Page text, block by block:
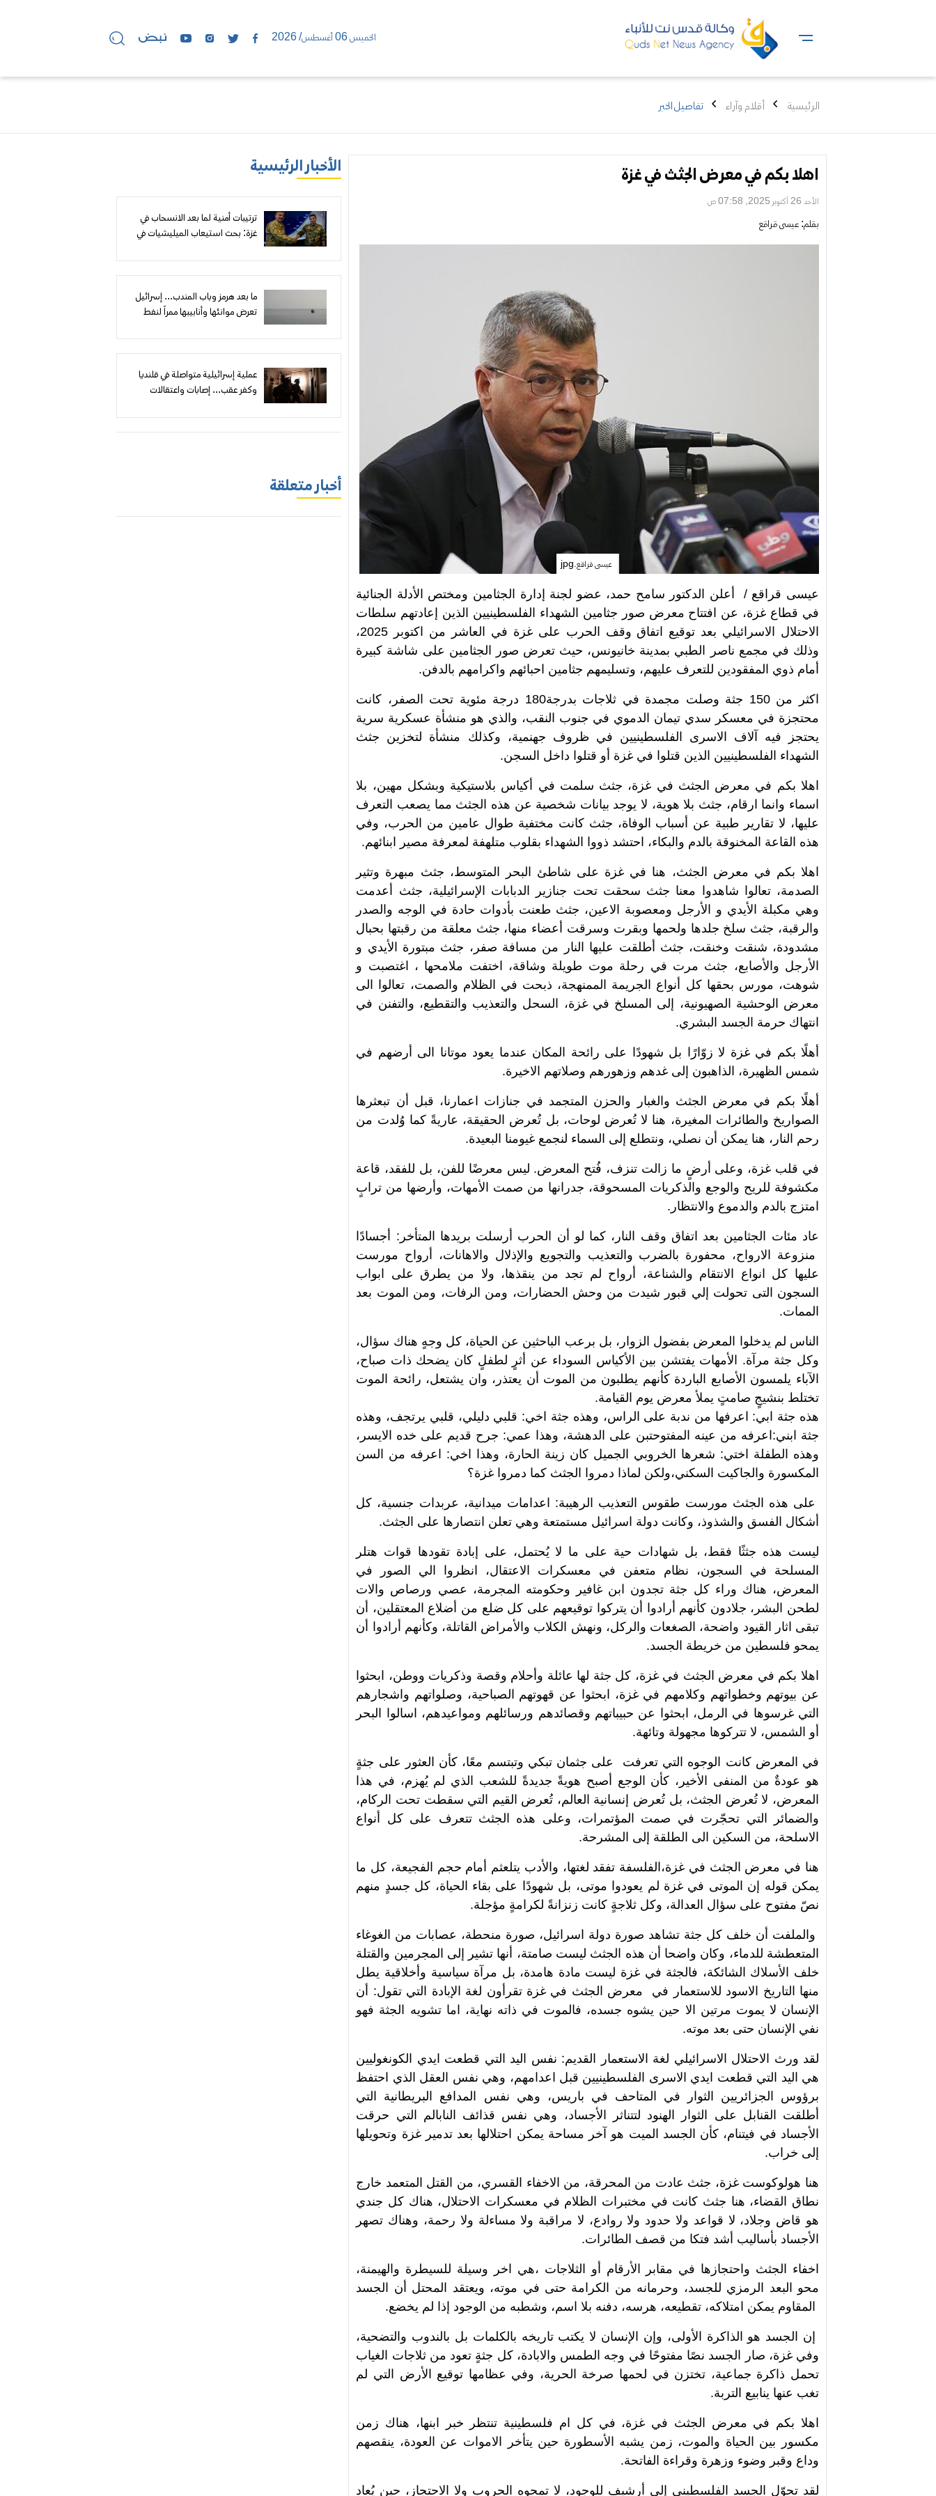
الخميس 06 أغسطس/ 2026
الرئيسية أقلام وآراء تفاصيل الخبر
اهلا بكم في معرض الجثث في غزة
الأحد 26 أكتوبر 2025, 07:58 ص
بقلم: عيسى قراقع
عيسى قراقع.jpg
عيسى قراقع / أعلن الدكتور سامح حمد، عضو لجنة إدارة الجثامين ومختص الأدلة الجنائية
في قطاع غزة، عن افتتاح معرض صور جثامين الشهداء الفلسطينيين الذين إعادتهم سلطات
الاحتلال الاسرائيلي بعد توقيع اتفاق وقف الحرب على غزة في العاشر من اكتوبر 2025،
وذلك في مجمع ناصر الطبي بمدينة خانيونس، حيث تعرض صور الجثامين على شاشة كبيرة
أمام ذوي المفقودين للتعرف عليهم، وتسليمهم جثامين احبائهم واكرامهم بالدفن.
اكثر من 150 جثة وصلت مجمدة في ثلاجات بدرجة180 درجة مئوية تحت الصفر، كانت
محتجزة في معسكر سدي تيمان الدموي في جنوب النقب، والذي هو منشأة عسكرية سرية
يحتجز فيه آلاف الاسرى الفلسطينيين في ظروف جهنمية، وكذلك منشأة لتخزين جثث
الشهداء الفلسطينيين الذين قتلوا في غزة أو قتلوا داخل السجن.
اهلا بكم في معرض الجثث في غزة، جثث سلمت في أكياس بلاستيكية وبشكل مهين، بلا
اسماء وانما ارقام، جثث بلا هوية، لا يوجد بيانات شخصية عن هذه الجثث مما يصعب التعرف
عليها، لا تقارير طبية عن أسباب الوفاة، جثث كانت مختفية طوال عامين من الحرب، وفي
هذه القاعة المخنوقة بالدم والبكاء، احتشد ذووا الشهداء بقلوب متلهفة لمعرفة مصير ابنائهم.
اهلا بكم في معرض الجثث، هنا في غزة على شاطئ البحر المتوسط، جثث مبهرة وتثير
الصدمة، تعالوا شاهدوا معنا جثث سحقت تحت جنازير الدبابات الإسرائيلية، جثث أعدمت
وهي مكبلة الأيدي و الأرجل ومعصوبة الاعين، جثث طعنت بأدوات حادة في الوجه والصدر
والرقبة، جثث سلخ جلدها ولحمها وبقرت وسرقت أعضاء منها، جثث معلقة من رقبتها بحبال
مشدودة، شنقت وخنقت، جثث أطلقت عليها النار من مسافة صفر، جثث مبتورة الأيدي و
الأرجل والأصابع، جثث مرت في رحلة موت طويلة وشاقة، اختفت ملامحها ، اغتصبت و
شوهت، مورس بحقها كل أنواع الجريمة الممنهجة، ذبحت في الظلام والصمت، تعالوا الى
معرض الوحشية الصهيونية، إلى المسلخ في غزة، السحل والتعذيب والتقطيع، والتفنن في
انتهاك حرمة الجسد البشري.
أهلًا بكم في غزة لا زوّارًا بل شهودًا على رائحة المكان عندما يعود موتانا الى أرضهم في
شمس الظهيرة، الذاهبون إلى غدهم وزهورهم وصلاتهم الاخيرة.
أهلًا بكم في معرض الجثث والغبار والحزن المتجمد في جنازات اعمارنا، قبل أن تبعثرها
الصواريخ والطائرات المغيرة، هنا لا تُعرض لوحات، بل تُعرض الحقيقة، عاريةً كما وُلدت من
رحم النار، هنا يمكن أن نصلي، ونتطلع إلى السماء لنجمع غيومنا البعيدة.
في قلب غزة، وعلى أرضٍ ما زالت تنزف، فُتح المعرض. ليس معرضًا للفن، بل للفقد، قاعة
مكشوفة للريح والوجع والذكريات المسحوقة، جدرانها من صمت الأمهات، وأرضها من ترابٍ
امتزج بالدم والدموع والانتظار.
عاد مئات الجثامين بعد اتفاق وقف النار، كما لو أن الحرب أرسلت بريدها المتأخر: أجسادًا
منزوعة الارواح، محفورة بالضرب والتعذيب والتجويع والإذلال والاهانات، أرواح مورست
عليها كل انواع الانتقام والشناعة، أرواح لم تجد من ينقذها، ولا من يطرق على ابواب
السجون التى تحولت إلي قبور شيدت من وحش الحضارات، ومن الرفات، ومن الموت بعد
الممات.
الناس لم يدخلوا المعرض بفضول الزوار، بل برعب الباحثين عن الحياة، كل وجهٍ هناك سؤال،
وكل جثة مرآة. الأمهات يفتشن بين الأكياس السوداء عن أثرٍ لطفلٍ كان يضحك ذات صباح،
الآباء يلمسون الأصابع الباردة كأنهم يطلبون من الموت أن يعتذر، وان يشتعل، رائحة الموت
تختلط بنشيجٍ صامتٍ يملأ معرض يوم القيامة.
هذه جثة ابي: اعرفها من ندبة على الراس، وهذه جثة اخي: قلبي دليلي، قلبي يرتجف، وهذه
جثة ابني:اعرفه من عينه المفتوحتبن على الدهشة، وهذا عمي: جرح قديم على خده الايسر،
وهذه الطفلة اختي: شعرها الخروبي الجميل كان زينة الحارة، وهذا اخي: اعرفه من السن
المكسورة والجاكيت السكني،ولكن لماذا دمروا الجثث كما دمروا غزة؟
على هذه الجثث مورست طقوس التعذيب الرهيبة: اعدامات ميدانية، عربدات جنسية، كل
أشكال الفسق والشذوذ، وكانت دولة اسرائيل مستمتعة وهي تعلن انتصارها على الجثث.
ليست هذه جثثًا فقط، بل شهادات حية على ما لا يُحتمل، على إبادة تقودها قوات هتلر
المسلحة في السجون، نظام متعفن في معسكرات الاعتقال، انظروا الي الصور في
المعرض، هناك وراء كل جثة تجدون ابن غافير وحكومته المجرمة، عصي ورصاص والات
لطحن البشر، جلادون كأنهم أرادوا أن يتركوا توقيعهم على كل ضلع من أضلاع المعتقلين، أن
تبقى اثار القيود واضحة، الصغعات والركل، ونهش الكلاب والأمراض القاتلة، وكأنهم أرادوا أن
يمحو فلسطين من خريطة الجسد.
اهلا بكم في معرض الجثث في غزة، كل جثة لها عائلة وأحلام وقصة وذكريات ووطن، ابحثوا
عن بيوتهم وخطواتهم وكلامهم في غزة، ابحثوا عن قهوتهم الصباحية، وصلواتهم واشجارهم
التي غرسوها في الرمل، ابحثوا عن حبيباتهم وقصائدهم ورسائلهم ومواعيدهم، اسالوا البحر
أو الشمس، لا تتركوها مجهولة وتائهة.
في المعرض كانت الوجوه التي تعرفت على جثمان تبكي وتبتسم معًا، كأن العثور على جثةٍ
هو عودةٌ من المنفى الأخير، كأن الوجع أصبح هويةً جديدةً للشعب الذي لم يُهزم، في هذا
المعرض، لا تُعرض الجثث، بل تُعرض إنسانية العالم، تُعرض القيم التي سقطت تحت الركام،
والضمائر التي تحجّرت في صمت المؤتمرات، وعلى هذه الجثث تتعرف على كل أنواع
الاسلحة، من السكين الى الطلقة إلى المشرحة.
هنا في معرض الجثث في غزة،الفلسفة تفقد لغتها، والأدب يتلعثم أمام حجم الفجيعة، كل ما
يمكن قوله إن الموتى في غزة لم يعودوا موتى، بل شهودًا على بقاء الحياة، كل جسدٍ منهم
نصّ مفتوح على سؤال العدالة، وكل ثلاجةٍ كانت زنزانةً لكرامةٍ مؤجلة.
والملفت أن خلف كل جثة تشاهد صورة دولة اسرائيل، صورة منحطة، عصابات من الغوغاء
المتعطشة للدماء، وكان واضحا أن هذه الجثث ليست صامتة، أنها تشير إلى المجرمين والقتلة
خلف الأسلاك الشائكة، فالجثة في غزة ليست مادة هامدة، بل مرآة سياسية وأخلاقية يطل
منها التاريخ الاسود للاستعمار في معرض الجثث في غزة تقرأون لغة الإبادة التي تقول: أن
الإنسان لا يموت مرتين الا حين يشوه جسده، فالموت في ذاته نهاية، اما تشويه الجثة فهو
نفي الإنسان حتى بعد موته.
لقد ورث الاحتلال الاسرائيلي لغة الاستعمار القديم: نفس اليد التي قطعت ايدي الكونغوليين
هي اليد التي قطعت ايدي الاسرى الفلسطينيين قبل اعدامهم، وهي نفس العقل الذي احتفظ
برؤوس الجزائريين الثوار في المتاحف في باريس، وهي نفس المدافع البريطانية التي
أطلقت القنابل على الثوار الهنود لتتناثر الأجساد، وهي نفس قذائف النابالم التي حرقت
الأجساد في فيتنام، كأن الجسد الميت هو آخر مساحة يمكن احتلالها بعد تدمير غزة وتحويلها
إلى خراب.
هنا هولوكوست غزة، جثث عادت من المحرقة، من الاخفاء القسري، من القتل المتعمد خارج
نطاق القضاء، هنا جثث كانت في مختبرات الظلام في معسكرات الاحتلال، هناك كل جندي
هو قاض وجلاد، لا قواعد ولا حدود ولا روادع، لا مراقبة ولا مساءلة ولا رحمة، وهناك تصهر
الأجساد بأساليب أشد فتكا من قصف الطائرات.
اخفاء الجثث واحتجازها في مقابر الأرقام أو الثلاجات ،هي اخر وسيلة للسيطرة والهيمنة،
محو البعد الرمزي للجسد، وحرمانه من الكرامة حتى في موته، ويعتقد المحتل أن الجسد
المقاوم يمكن امتلاكه، تقطيعه، هرسه، دفنه بلا اسم، وشطبه من الوجود إذا لم يخضع.
إن الجسد هو الذاكرة الأولى، وإن الإنسان لا يكتب تاريخه بالكلمات بل بالندوب والتضحية،
وفي غزة، صار الجسد نصًا مفتوحًا في وجه الطمس والابادة، كل جثةٍ تعود من ثلاجات الغياب
تحمل ذاكرة جماعية، تختزن في لحمها صرخة الحرية، وفي عظامها توقيع الأرض التي لم
تغب عنها ينابيع التربة.
اهلا بكم في معرض الجثث في غزة، في كل ام فلسطينية تنتظر خبر ابنها، هناك زمن
مكسور بين الحياة والموت، زمن يشبه الأسطورة حين يتأخر الاموات عن العودة، ينقصهم
وداع وقبر وضوء وزهرة وقراءة الفاتحة.
لقد تحوّل الجسد الفلسطيني إلى أرشيفٍ للوجود، لا تمحوه الحروب ولا الاحتجاز، حين يُعاد
الأخبار الرئيسية
ترتيبات أمنية لما بعد الانسحاب في
غزة: بحث استيعاب الميليشيات في
مغربية
ما بعد هرمز وباب المندب... إسرائيل
تعرض موانئها وأنابيبها ممراً لنفط
عملية إسرائيلية متواصلة في قلنديا
وكفر عقب... إصابات واعتقالات
أخبار متعلقة